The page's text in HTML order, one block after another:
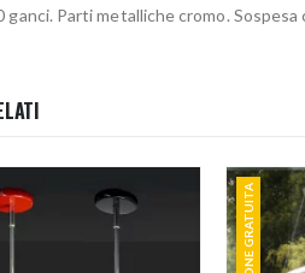
Parti metalliche cromo.